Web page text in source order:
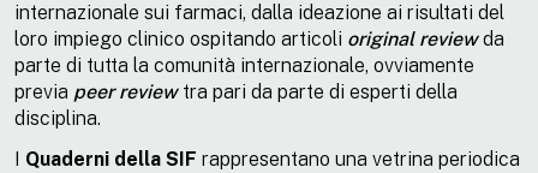
internazionale sui farmaci, dalla ideazione ai risultati del
loro impiego clinico ospitando articoli original reviewda
parte di tutta la comunità internazionale, ovviamente
previa peer reviewtra pari da parte di esperti della
disciplina.
Quaderni della SIF rappresentano una vetrina periodica